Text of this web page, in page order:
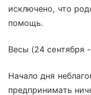
исключено, что
помощь.
Весы (24 сентября
Начало дня
предпринимать